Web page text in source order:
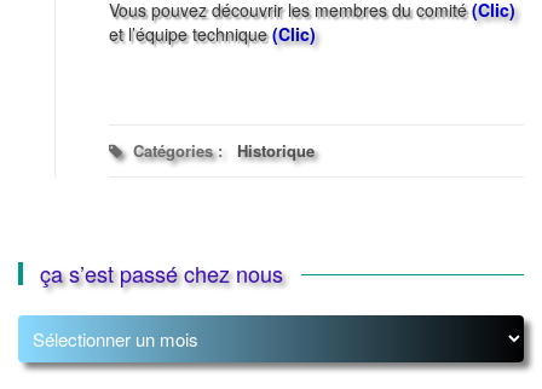
Vous pouvez découvrir les membres du comité(Clic)
et l’équipe technique(Clic)
Catégories : Historique
ça s’est passé chez nous
ça
s’est
passé